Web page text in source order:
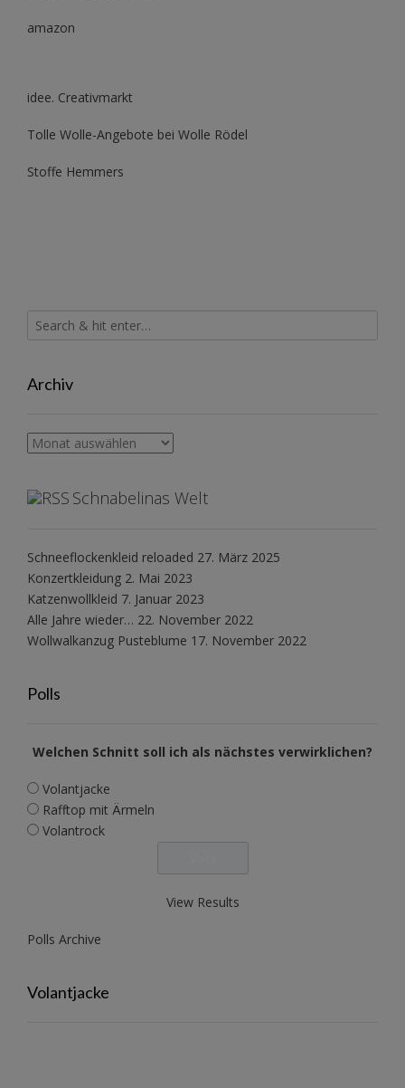
amazon
idee. Creativmarkt
Tolle Wolle-Angebote bei Wolle Rödel
Stoffe Hemmers
Archiv
Archiv
Schnabelinas Welt
Schneeflockenkleid reloaded 27. März 2025
Konzertkleidung 2. Mai 2023
Katzenwollkleid 7. Januar 2023
Alle Jahre wieder… 22. November 2022
Wollwalkanzug Pusteblume 17. November 2022
Polls
Welchen Schnitt soll ich als nächstes verwirklichen?
Volantjacke
Rafftop mit Ärmeln
Volantrock
View Results
Polls Archive
Volantjacke